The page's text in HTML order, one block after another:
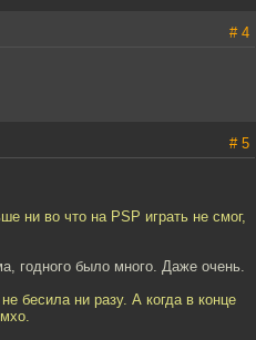
# 4
# 5
ни во что на PSP играть не смог,
годного было много. Даже очень.
бесила ни разу. А когда в конце